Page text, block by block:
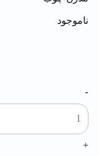
ناموجود
-
+